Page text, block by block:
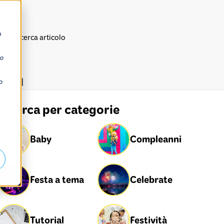
per categorie
Baby Compleanni
Festa a tema Celebrate
Tutorial Festività